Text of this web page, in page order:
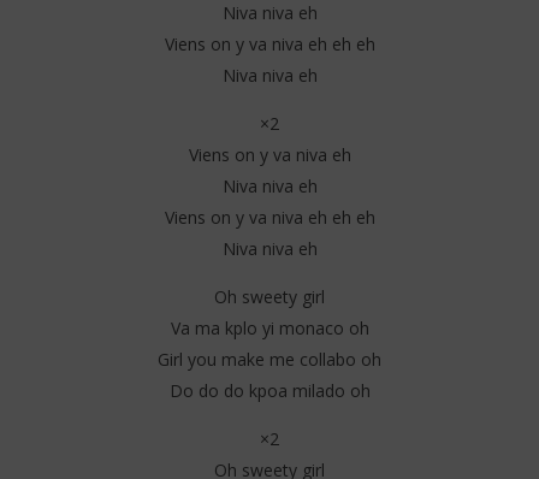
Niva niva eh
Viens on y va niva eh eh eh
Niva niva eh
×2
Viens on y va niva eh
Niva niva eh
Viens on y va niva eh eh eh
Niva niva eh
Oh sweety girl
Va ma kplo yi monaco oh
Girl you make me collabo oh
Do do do kpoa milado oh
×2
Oh sweety girl